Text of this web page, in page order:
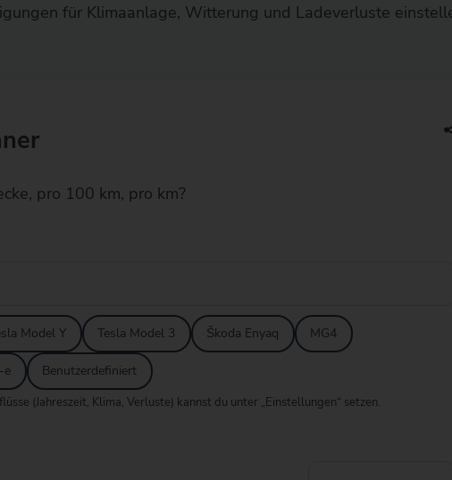
für Klimaanlage, Witterung und Ladeverluste